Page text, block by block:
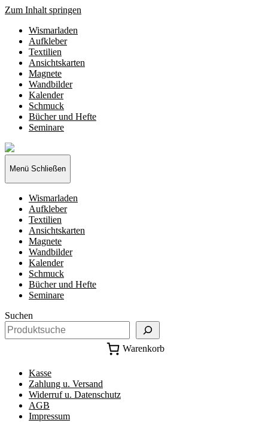
Zum Inhalt springen
Wismarladen
Aufkleber
Textilien
Ansichtskarten
Magnete
Wandbilder
Kalender
Schmuck
Bücher und Hefte
Seminare
Wismarladen
-
deine
Produzentengemeinschaft
Menü Schließen
Wismarladen
Aufkleber
Textilien
Ansichtskarten
Magnete
Wandbilder
Kalender
Schmuck
Bücher und Hefte
Seminare
Suchen
Warenkorb
Kasse
Zahlung u. Versand
Widerruf u. Datenschutz
AGB
Impressum